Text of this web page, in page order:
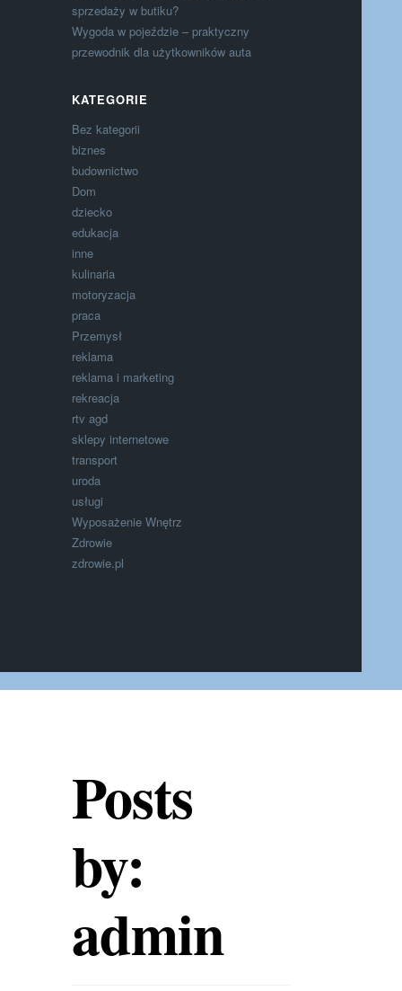
sprzedaży w butiku?
Wygoda w pojeździe – praktyczny
przewodnik dla użytkowników auta
KATEGORIE
Bez kategorii
biznes
budownictwo
Dom
dziecko
edukacja
inne
kulinaria
motoryzacja
praca
Przemysł
reklama
reklama i marketing
rekreacja
rtv agd
sklepy internetowe
transport
uroda
usługi
Wyposażenie Wnętrz
Zdrowie
zdrowie.pl
Posts
by:
admin